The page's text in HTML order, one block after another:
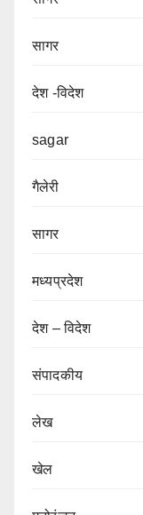
सागर
देश -विदेश
sagar
गैलेरी
सागर
मध्यप्रदेश
देश – विदेश
संपादकीय
लेख
खेल